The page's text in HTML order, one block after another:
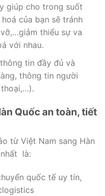
giúp cho trong suốt
của bạn sẽ tránh
thiểu sự va
với nhau.
tin đầy đủ và
thông tin người
Quốc an toàn, tiết
từ Việt Nam sang Hàn
là:
quốc tế uy tín,